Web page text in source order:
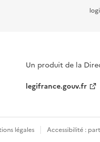
Un produit de la
legifrance.gouv.fr
légales Accessibilité :